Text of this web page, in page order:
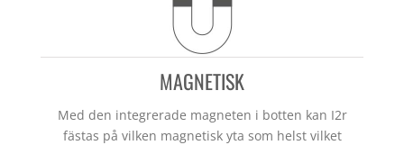
MAGNETISK
Med den integrerade magneten i botten kan I2r
fästas på vilken magnetisk yta som helst vilket